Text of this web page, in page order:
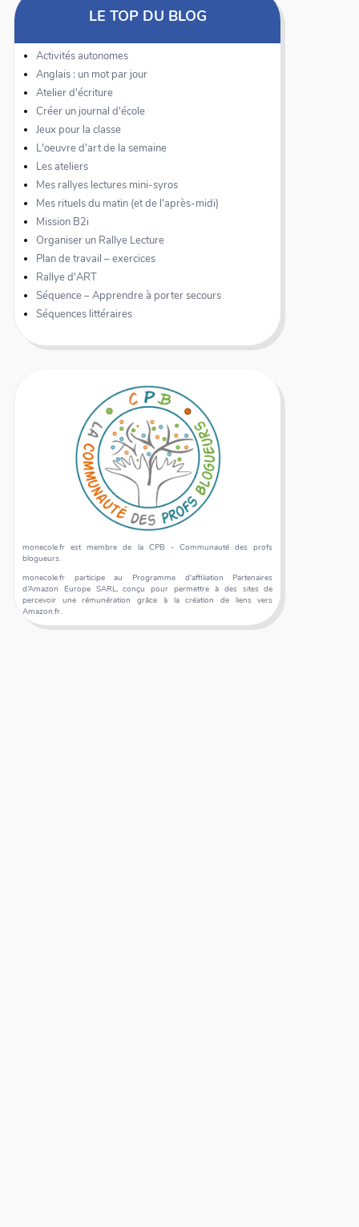
LE TOP DU BLOG
Activités autonomes
Anglais : un mot par jour
Atelier d'écriture
Créer un journal d'école
Jeux pour la classe
L'oeuvre d'art de la semaine
Les ateliers
Mes rallyes lectures mini-syros
Mes rituels du matin (et de l'après-midi)
Mission B2i
Organiser un Rallye Lecture
Plan de travail – exercices
Rallye d'ART
Séquence – Apprendre à porter secours
Séquences littéraires
monecole.fr est membre de la CPB - Communauté des profs
blogueurs.
monecole.fr participe au Programme d'affiliation Partenaires
d’Amazon Europe SARL, conçu pour permettre à des sites de
percevoir une rémunération grâce à la création de liens vers
Amazon.fr.